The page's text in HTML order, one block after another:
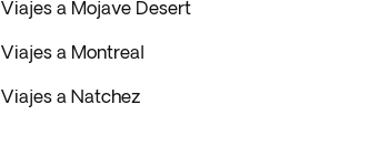
Viajes a Mojave Desert
Viajes a Montreal
Viajes a Natchez